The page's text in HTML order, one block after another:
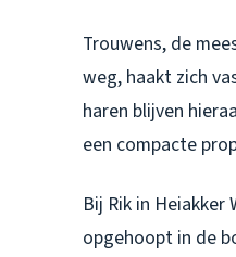
Trouwens, de
weg, haakt zich
haren blijven
een compacte
Bij Rik in
opgehoopt in de